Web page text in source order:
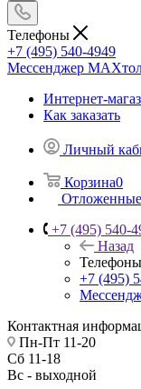
Телефоны
+7 (495) 540-4949
Мессенджер МАХ
Интернет-
Как заказать
Личный
Корзина0
Отложенные
+7 (495) 540-
Назад
Телефоны
+7 (495)
Контактная
Пн-Пт 11-20
Сб 11-18
Вс - выходной